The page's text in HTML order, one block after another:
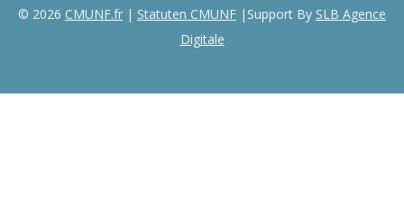
© 2026 CMUNF.fr | Statuten CMUNF |Support By SLB Agence
Digitale